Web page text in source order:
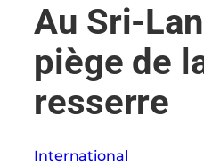
c
e
r
Au Sri-
piège de
resserre
International